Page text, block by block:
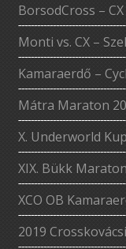
BorsodCross –
Monti vs. CX –
Kamaraerdő –
Mátra Maraton
X. Underworld
XIX. Bükk
XCO OB
2019